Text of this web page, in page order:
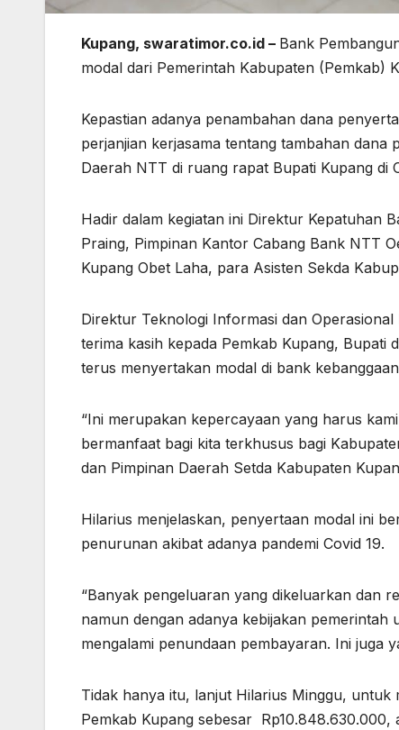
Kupang, swaratimor.co.id – Bank
modal dari Pemerintah Kabupaten (Pemkab)
Kepastian adanya penambahan dana
perjanjian kerjasama tentang tambahan
Daerah NTT di ruang rapat Bupati Kupang di
Hadir dalam kegiatan ini Direktur Kepatuhan
Praing, Pimpinan Kantor Cabang Bank NTT
Kupang Obet Laha, para Asisten Sekda
Direktur Teknologi Informasi dan
terima kasih kepada Pemkab Kupang,
terus menyertakan modal di bank
“Ini merupakan kepercayaan yang harus
bermanfaat bagi kita terkhusus bagi
dan Pimpinan Daerah Setda Kabupaten
Hilarius menjelaskan, penyertaan modal ini
penurunan akibat adanya pandemi Covid 19.
“Banyak pengeluaran yang dikeluarkan dan
namun dengan adanya kebijakan
mengalami penundaan pembayaran. Ini juga
Tidak hanya itu, lanjut Hilarius Minggu,
Pemkab Kupang sebesar